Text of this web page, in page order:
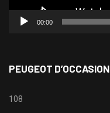
00:00
PEUGEOT D’OCCASION
108